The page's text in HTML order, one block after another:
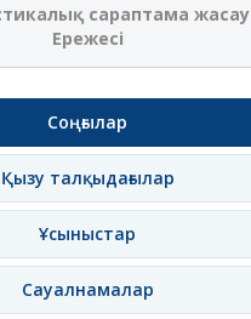
сараптама жасау
Ережесі
Соңғылар
Қызу талқыдағылар
Ұсыныстар
Сауалнамалар